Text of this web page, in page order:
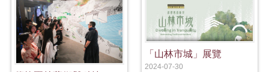
「山林市城」展覽
2024-07-30